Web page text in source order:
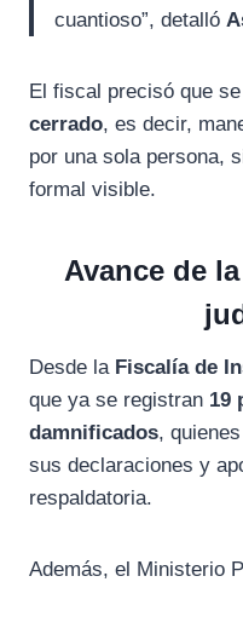
cuantioso”, detalló
El fiscal precisó que
cerrado, es decir,
por una sola persona,
formal visible.
Avance de
Desde la Fiscalía de
que ya se registran 19
damnificados,
sus declaraciones y
respaldatoria.
Además, el Ministerio